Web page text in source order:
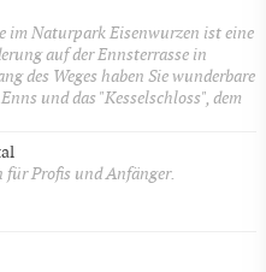
im Naturpark Eisenwurzen ist eine
auf der Ennsterrasse in
des Weges haben Sie wunderbare
und das "Kesselschloss", dem
für Profis und Anfänger.